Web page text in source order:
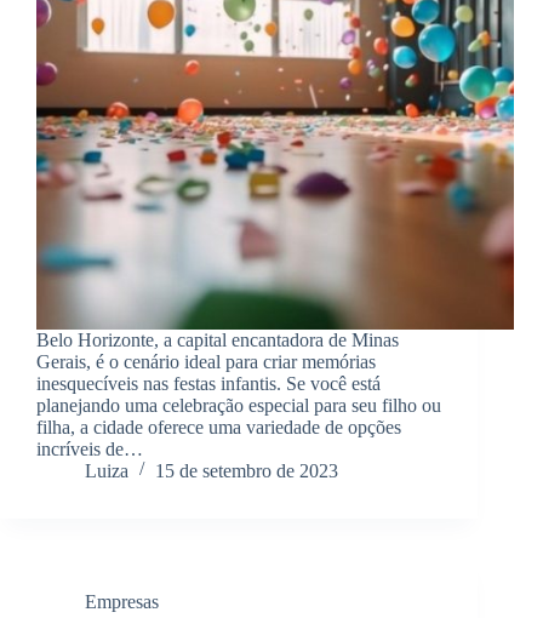
Belo Horizonte, a capital encantadora de Minas
Gerais, é o cenário ideal para criar memórias
inesquecíveis nas festas infantis. Se você está
planejando uma celebração especial para seu filho ou
filha, a cidade oferece uma variedade de opções
incríveis de…
Luiza
15 de setembro de 2023
Empresas